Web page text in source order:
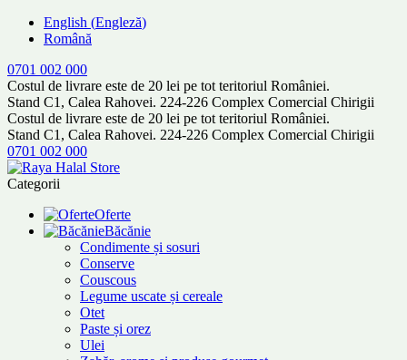
English (Engleză)
Română
0701 002 000
Costul de livrare este de 20 lei pe tot teritoriul României.
Stand C1, Calea Rahovei. 224-226 Complex Comercial Chirigii
Costul de livrare este de 20 lei pe tot teritoriul României.
Stand C1, Calea Rahovei. 224-226 Complex Comercial Chirigii
0701 002 000
Categorii
Oferte
Băcănie
Condimente și sosuri
Conserve
Couscous
Legume uscate și cereale
Otet
Paste și orez
Ulei